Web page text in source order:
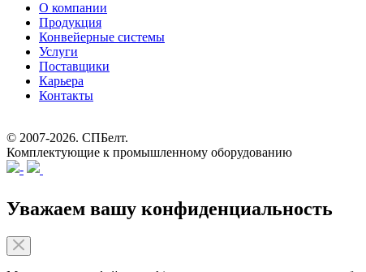
О компании
Продукция
Конвейерные системы
Услуги
Поставщики
Карьера
Контакты
© 2007-2026. СПБелт.
Комплектующие к промышленному оборудованию
Уважаем вашу конфиденциальность